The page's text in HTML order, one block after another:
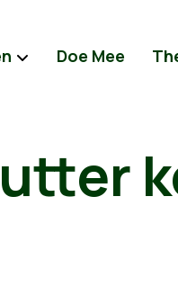
Doe Mee